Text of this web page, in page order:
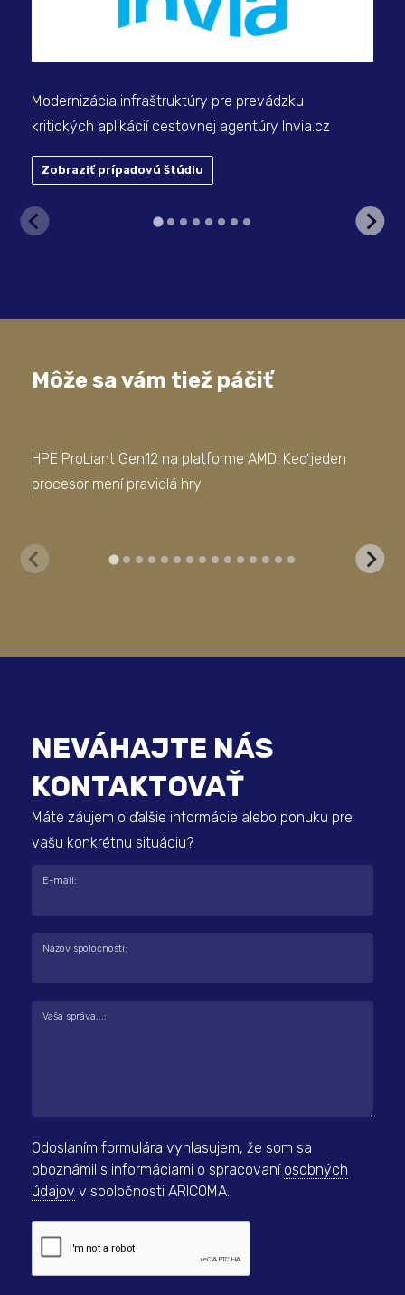
Modernizácia infraštruktúry pre prevádzku
kritických aplikácií cestovnej agentúry Invia.cz
Zobraziť prípadovú štúdiu
Môže sa vám tiež páčiť
HPE ProLiant Gen12 na platforme AMD: Keď jeden
procesor mení pravidlá hry
NEVÁHAJTE NÁS
KONTAKTOVAŤ
Máte záujem o ďalšie informácie alebo ponuku pre
vašu konkrétnu situáciu?
E-mail:
Názov spoločnosti:
Vaša správa...:
Odoslaním formulára vyhlasujem, že som sa
oboznámil s informáciami o spracovaní osobných
údajov v spoločnosti ARICOMA.